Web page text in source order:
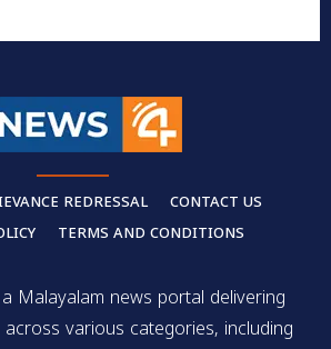
REDRESSAL
CONTACT US
TERMS AND CONDITIONS
Malayalam news portal delivering
various categories, including